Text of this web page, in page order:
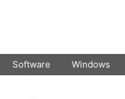
Software Windows